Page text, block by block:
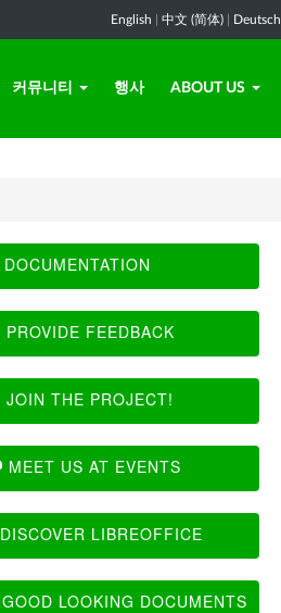
English 中文 (简体) Deutsch
커뮤니티 행사 ABOUT US
DOCUMENTATION
PROVIDE FEEDBACK
JOIN THE PROJECT!
MEET US AT EVENTS
DISCOVER LIBREOFFICE
GOOD LOOKING DOCUMENTS